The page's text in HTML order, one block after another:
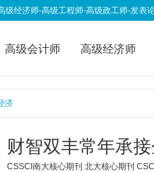
经济师-高级工程师-高级政工师-发
高级会计师 高级经济师
讯
济
财智双丰常年承
CSSCI南大核心期刊 北大核心期刊